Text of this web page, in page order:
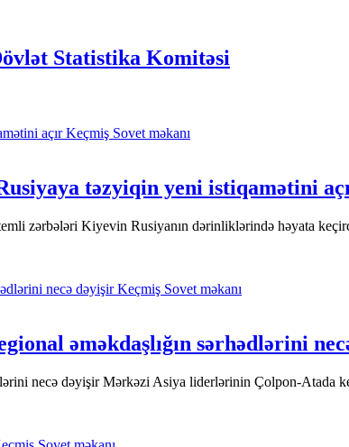
Statistika Komitəsi
Keçmiş Sovet məkanı
təzyiqin yeni istiqamətini
zərbələri Kiyevin Rusiyanın dərinliklərində həyata
Keçmiş Sovet məkanı
əməkdaşlığın sərhədlərini
necə dəyişir Mərkəzi Asiya liderlərinin Çolpon-